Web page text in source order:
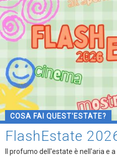
COSA FAI QUEST'ESTATE?
FlashEstate
Il profumo dell'estate è nell'aria e